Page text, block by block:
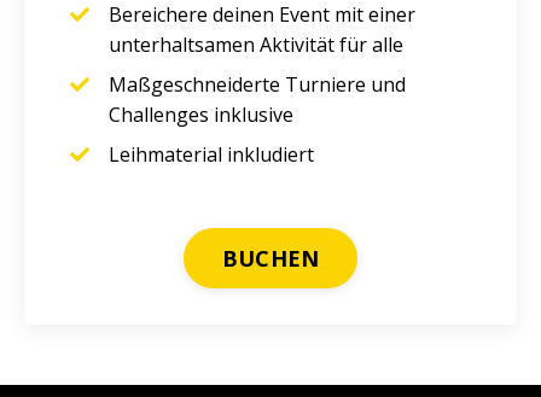
Bereichere deinen Event mit einer
unterhaltsamen Aktivität für alle
Maßgeschneiderte Turniere und
Challenges inklusive
Leihmaterial inkludiert
BUCHEN